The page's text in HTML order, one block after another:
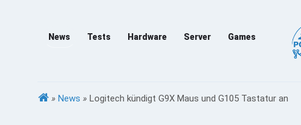
News Tests Hardware Server Games
» News » Logitech kündigt G9X Maus und G105 Tastatur an